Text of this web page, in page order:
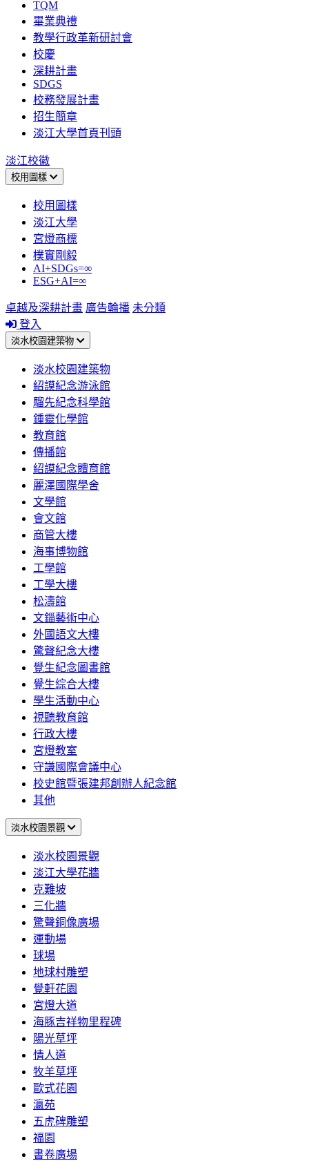
TQM
畢業典禮
教學行政革新研討會
校慶
深耕計畫
SDGS
校務發展計畫
招生簡章
淡江大學首頁刊頭
淡江校徽
校用圖樣
校用圖樣
淡江大學
宮燈商標
樸實剛毅
AI+SDGs=∞
ESG+AI=∞
卓越及深耕計畫 廣告輪播 未分類
登入
淡水校園建築物
淡水校園建築物
紹謨紀念游泳館
騮先紀念科學館
鍾靈化學館
教育館
傳播館
紹謨紀念體育館
麗澤國際學舍
文學館
會文館
商管大樓
海事博物館
工學館
工學大樓
松濤館
文錙藝術中心
外國語文大樓
驚聲紀念大樓
覺生紀念圖書館
覺生綜合大樓
學生活動中心
視聽教育館
行政大樓
宮燈教室
守謙國際會議中心
校史館暨張建邦創辦人紀念館
其他
淡水校園景觀
淡水校園景觀
淡江大學花牆
克難坡
三化牆
驚聲銅像廣場
運動場
球場
地球村雕塑
覺軒花園
宮燈大道
海豚吉祥物里程碑
陽光草坪
情人道
牧羊草坪
歐式花園
瀛苑
五虎碑雕塑
福園
書卷廣場